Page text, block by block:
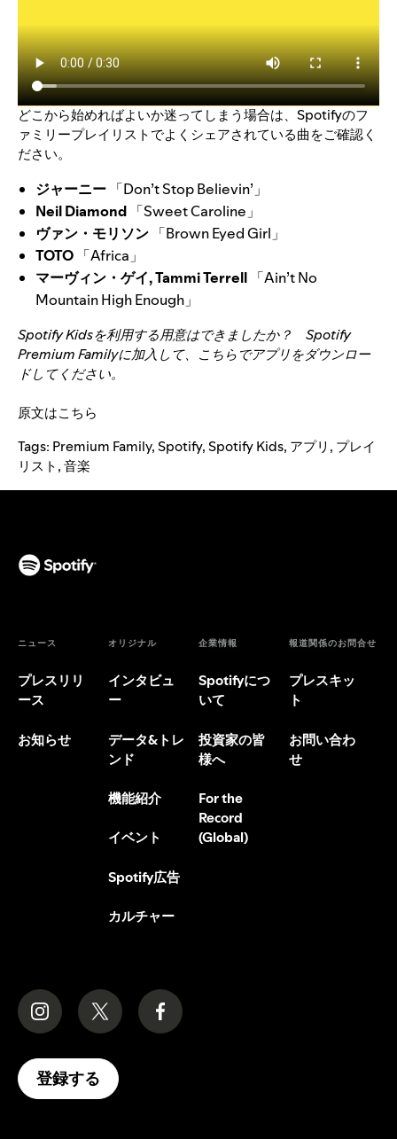
どこから始めればよいか迷ってしまう場合は、Spotifyのフ
ァミリープレイリストでよくシェアされている曲をご確認く
ださい。
ジャーニー 「Don’t Stop Believin’」
Neil Diamond 「Sweet Caroline」
ヴァン・モリソン 「Brown Eyed Girl」
TOTO 「Africa」
マーヴィン・ゲイ, Tammi Terrell 「Ain’t No
Mountain High Enough」
Spotify Kidsを利用する用意はできましたか？ Spotify
Premium Familyに加入して、 こちらでアプリをダウンロー
ドしてください。
原文はこちら
Tags: Premium Family,Spotify,Spotify Kids, アプリ , プレイ
リスト,音楽
ニュース
プレスリリ
ース
お知らせ
オリジナル
インタビュ
ー
データ&トレ
ンド
機能紹介
イベント
Spotify広告
カルチャー
企業情報
Spotifyにつ
いて
投資家の皆
様へ
For the
Record
(Global)
報道関係のお問合せ
プレスキッ
ト
お問い合わ
せ
登録する